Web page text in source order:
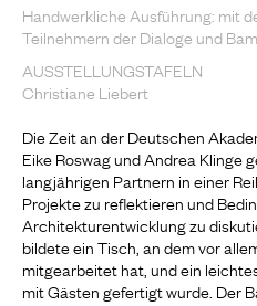
Handwerkliche Ausführung: mit
Teilnehmern der Dialoge und
AUSSTELLUNGSTAFELN
Christiane Liebert
Die Zeit an der Deutschen
Eike Roswag und Andrea Klinge
langjährigen Partnern in einer
Projekte zu reflektieren und
Architekturentwicklung zu
bildete ein Tisch, an dem vor
mitgearbeitet hat, und ein
mit Gästen gefertigt wurde. Der